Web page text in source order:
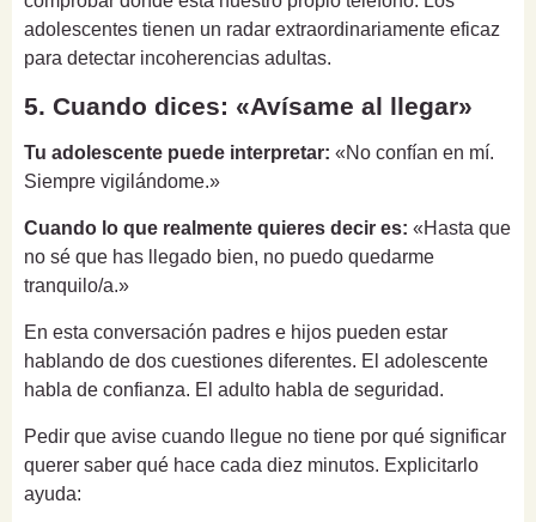
adolescentes tienen un radar extraordinariamente eficaz
para detectar incoherencias adultas.
5. Cuando dices: «Avísame al llegar»
Tu adolescente puede interpretar: «No confían en mí.
Siempre vigilándome.»
Cuando lo que realmente quieres decir es: «Hasta que
no sé que has llegado bien, no puedo quedarme
tranquilo/a.»
En esta conversación padres e hijos pueden estar
hablando de dos cuestiones diferentes. El adolescente
habla de confianza. El adulto habla de seguridad.
Pedir que avise cuando llegue no tiene por qué significar
querer saber qué hace cada diez minutos. Explicitarlo
ayuda: